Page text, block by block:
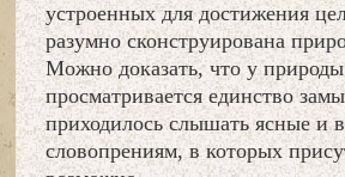
устроенных для достижения
разумно сконструирована
Можно доказать, что у
просматривается единство
приходилось слышать ясные и
словопрениям, в которых